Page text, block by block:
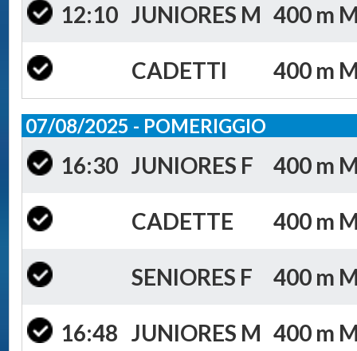
12:10 JUNIORES M 400 m
CADETTI 400 m
07/08/2025 - POMERIGGIO
16:30 JUNIORES F 400 m
CADETTE 400 m
SENIORES F 400 m
16:48 JUNIORES M 400 m